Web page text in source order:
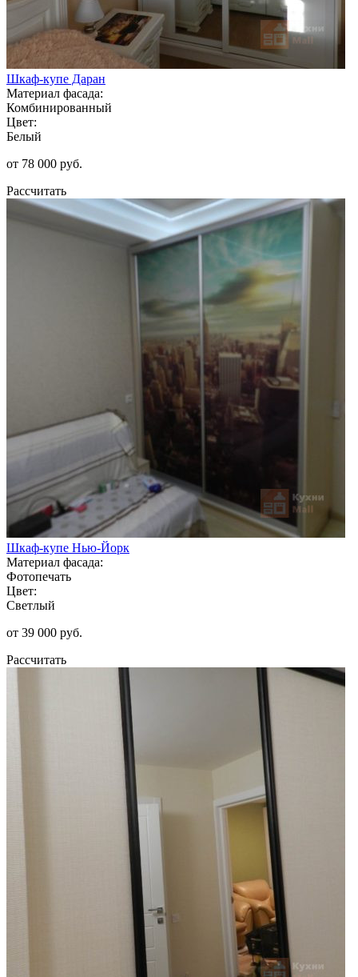
Шкаф-купе Даран
Материал фасада:
Комбинированный
Цвет:
Белый
от 78 000 руб.
Рассчитать
Шкаф-купе Нью-Йорк
Материал фасада:
Фотопечать
Цвет:
Светлый
от 39 000 руб.
Рассчитать